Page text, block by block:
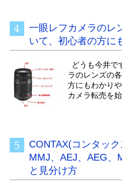
一眼レフカメラのレ
いて、初心者の方に
どうも今井で
ラのレンズの
方にもわかり
カメラ転売を
CONTAX(コンタック
MMJ、AEJ、AEG、
と見分け方